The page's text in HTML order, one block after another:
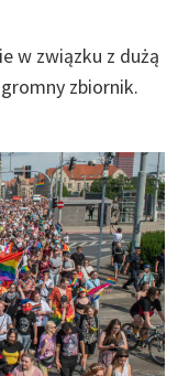
w związku z dużą
zbiornik.